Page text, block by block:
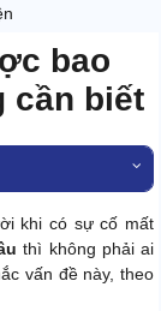
bao
cần biết
khi có sự cố mất
thì không phải ai
vấn đề này, theo